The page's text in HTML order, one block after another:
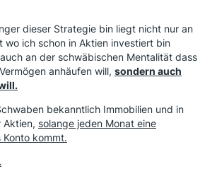
dieser Strategie bin liegt nicht nur an
wo ich schon in Aktien investiert bin
an der schwäbischen Mentalität dass
anhäufen will, sondern auch
bekanntlich Immobilien und in
Aktien, solange jeden Monat eine
kommt.